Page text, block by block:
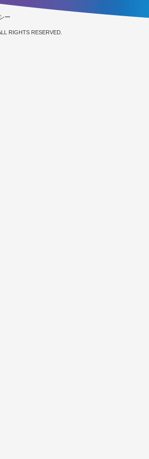
ー
RIGHTS RESERVED.